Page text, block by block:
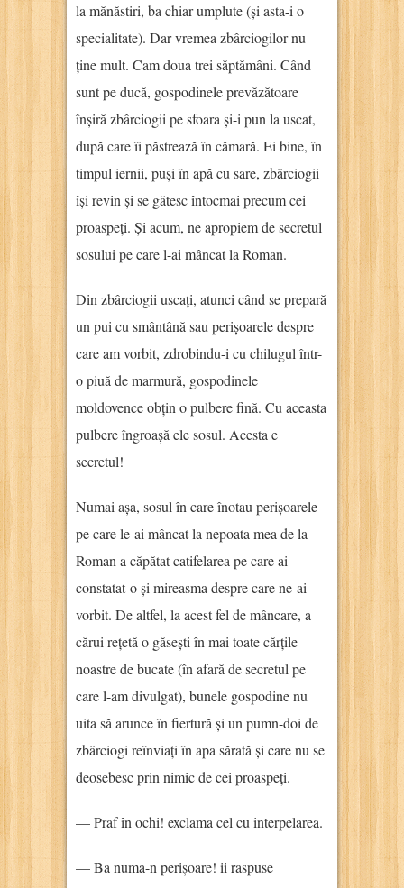
la mănăstiri, ba chiar umplute (și asta-i o
specialitate). Dar vremea zbârciogilor nu
ține mult. Cam doua trei săptămâni. Când
sunt pe ducă, gospodinele prevăzătoare
înșiră zbârciogii pe sfoara și-i pun la uscat,
după care îi păstrează în cămară. Ei bine, în
timpul iernii, puși în apă cu sare, zbârciogii
își revin și se gătesc întocmai precum cei
proaspeți. Și acum, ne apropiem de secretul
sosului pe care l-ai mâncat la Roman.
Din zbârciogii uscați, atunci când se prepară
un pui cu smântână sau perișoarele despre
care am vorbit, zdrobindu-i cu chilugul într-
o piuă de marmură, gospodinele
moldovence obțin o pulbere fină. Cu aceasta
pulbere îngroașă ele sosul. Acesta e
secretul!
Numai așa, sosul în care înotau perișoarele
pe care le-ai mâncat la nepoata mea de la
Roman a căpătat catifelarea pe care ai
constatat-o și mireasma despre care ne-ai
vorbit. De altfel, la acest fel de mâncare, a
cărui rețetă o găsești în mai toate cărțile
noastre de bucate (în afară de secretul pe
care l-am divulgat), bunele gospodine nu
uita să arunce în fiertură și un pumn-doi de
zbârciogi reînviați în apa sărată și care nu se
deosebesc prin nimic de cei proaspeți.
— Praf în ochi! exclama cel cu interpelarea.
— Ba numa-n perișoare! ii raspuse